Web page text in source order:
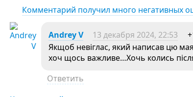
Комментарий получил много негативных
Andrey V 13 декабря 2024, 22:53
Якщоб невіглас, який написав цю
хоч щось важливе…Хочь колись
Ответить